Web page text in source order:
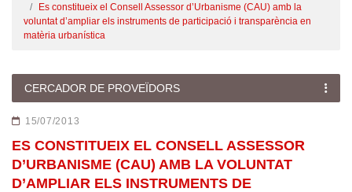
Es constitueix el Consell Assessor d’Urbanisme (CAU) amb la
voluntat d’ampliar els instruments de participació i transparència en
matèria urbanística
CERCADOR DE PROVEÏDORS
15/07/2013
ES CONSTITUEIX EL CONSELL ASSESSOR
D’URBANISME (CAU) AMB LA VOLUNTAT
D’AMPLIAR ELS INSTRUMENTS DE